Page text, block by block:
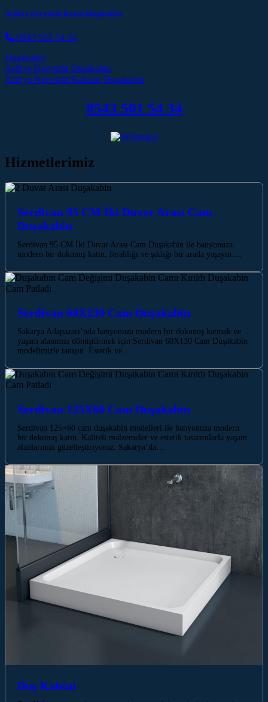
Arifiye Nervürlü Krom Duşakabin
0543 501 54 34
Duşakabin
Post navigation
Arifiye Nervürlü Duşakabin
Arifiye Nervürlü Katlanır Duşakabin
0543 501 54 34
Hizmetlerimiz
Serdivan 95 CM İki Duvar Arası Cam
Duşakabin
Serdivan 95 CM İki Duvar Arası Cam Duşakabin ile banyonuza
modern bir dokunuş katın, ferahlığı ve şıklığı bir arada yaşayın.…
Serdivan 60X130 Cam Duşakabin
Sakarya Adapazarı’nda banyonuza modern bir dokunuş katmak ve
yaşam alanınızı dönüştürmek için Serdivan 60X130 Cam Duşakabin
modelimizle tanışın. Estetik ve…
Serdivan 125X60 Cam Duşakabin
Serdivan 125×60 cam duşakabin modelleri ile banyonuza modern
bir dokunuş katın. Kaliteli malzemeler ve estetik tasarımlarla yaşam
alanlarınızı güzelleştiriyoruz. Sakarya’da…
Duş Kabini